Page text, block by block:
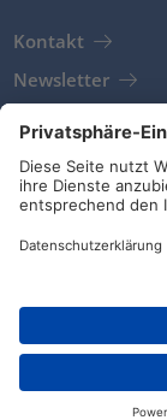
Kontakt
Newsletter
AGB
Richtlinien und
Soziale Medien
© HellermannTyton
|